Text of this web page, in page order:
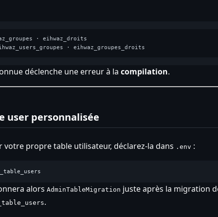
· eihwaz_droits
déclenche une erreur à la compilation.
user personnalisée
votre propre table utilisateur, déclarez-la dans .env :
alors AdminTableMigration juste après la migration
.